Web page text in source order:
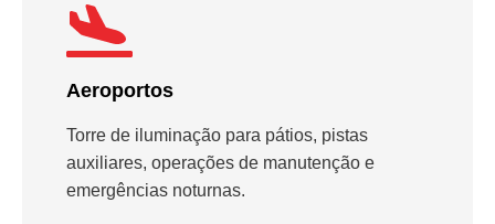
Aeroportos
Torre de iluminação para pátios, pistas
auxiliares, operações de manutenção e
emergências noturnas.